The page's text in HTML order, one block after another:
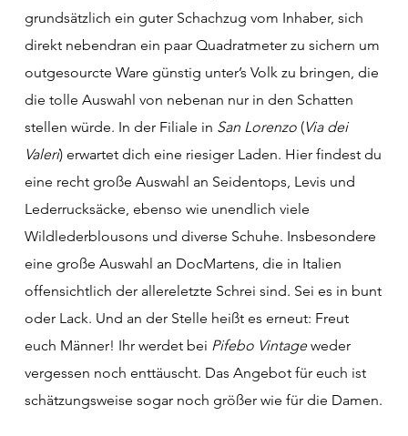
grundsätzlich ein guter Schachzug vom Inhaber, sich
direkt nebendran ein paar Quadratmeter zu sichern um
outgesourcte Ware günstig unter’s Volk zu bringen, die
die tolle Auswahl von nebenan nur in den Schatten
stellen würde. In der Filiale in San Lorenzo(Via dei
Valeri) erwartet dich eine riesiger Laden. Hier findest du
eine recht große Auswahl an Seidentops, Levis und
Lederrucksäcke, ebenso wie unendlich viele
Wildlederblousons und diverse Schuhe. Insbesondere
eine große Auswahl an DocMartens, die in Italien
offensichtlich der allereletzte Schrei sind. Sei es in bunt
oder Lack. Und an der Stelle heißt es erneut: Freut
euch Männer! Ihr werdet bei Pifebo Vintageweder
vergessen noch enttäuscht. Das Angebot für euch ist
schätzungsweise sogar noch größer wie für die Damen.